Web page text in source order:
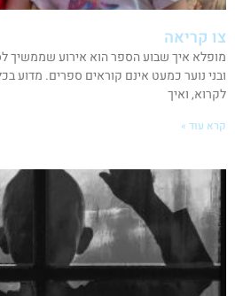
צו קריאה
מופלא איך שבוע הספר הוא אירוע שממשיך
ובני נוער כמעט אינם קוראים ספרים. מדוע
לקרוא, ואיך
קרא עוד »